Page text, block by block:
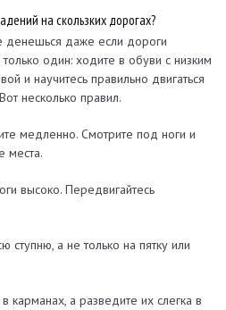
на скользких дорогах?
денешься даже если дороги
один: ходите в обуви с низким
и научитесь правильно двигаться
несколько правил.
медленно. Смотрите под ноги и
места.
высоко. Передвигайтесь
ступню, а не только на пятку или
карманах, а разведите их слегка в